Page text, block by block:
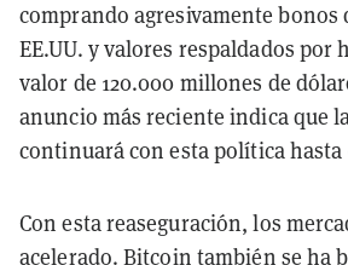
comprando agresivamente bonos
EE.UU. y valores respaldados por
valor de 120.000 millones de
anuncio más reciente indica que
continuará con esta política
Con esta reaseguración, los
acelerado. Bitcoin también se ha